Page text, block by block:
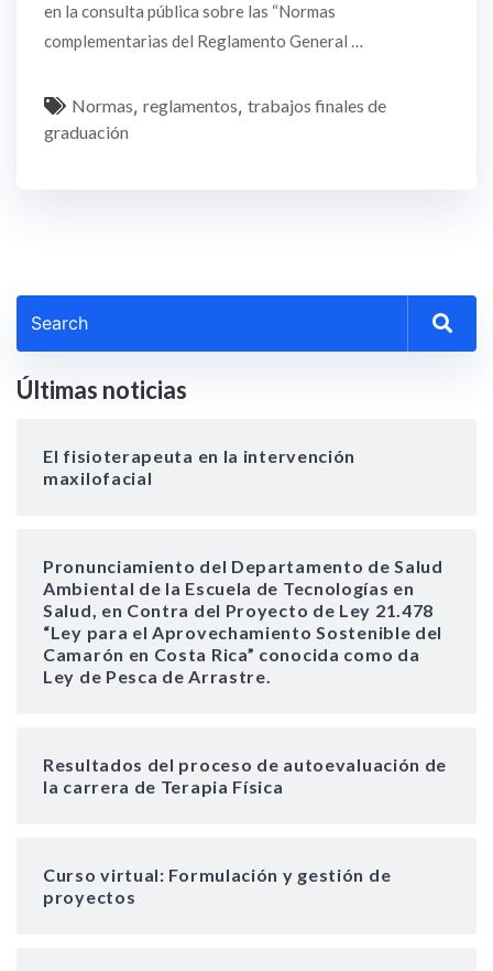
en la consulta pública sobre las “Normas
complementarias del Reglamento General …
Normas, reglamentos, trabajos finales de
graduación
Últimas noticias
El fisioterapeuta en la intervención
maxilofacial
Pronunciamiento del Departamento de Salud
Ambiental de la Escuela de Tecnologías en
Salud, en Contra del Proyecto de Ley 21.478
“Ley para el Aprovechamiento Sostenible del
Camarón en Costa Rica” conocida como da
Ley de Pesca de Arrastre.
Resultados del proceso de autoevaluación de
la carrera de Terapia Física
Curso virtual: Formulación y gestión de
proyectos